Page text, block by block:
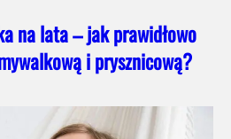
na lata – jak prawidłowo
i prysznicową?